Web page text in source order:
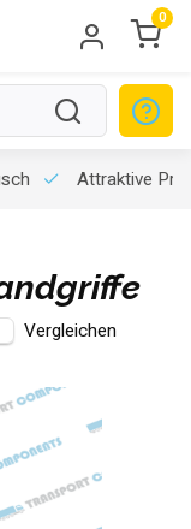
0
Attraktive
Vergleichen